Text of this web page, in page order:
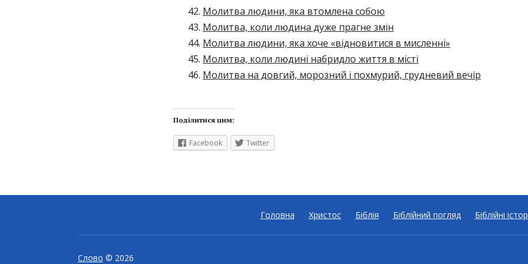
Молитва людини, яка втомлена собою
Молитва, коли людина дуже прагне змін
Молитва людини, яка хоче «відновитися в мисленні»
Молитва, коли людині набридло життя в місті
Молитва на довгий, морозний і похмурий, грудневий вечір
Поділитися цим:
Facebook Twitter
Головна Христос Біблія Біблійний погляд Біблійні
Слово © 2026